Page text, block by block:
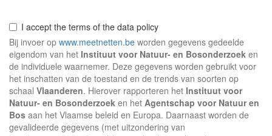
I accept the terms of the data policy
Bij invoer op www.meetnetten.be worden gegevens gedeelde
eigendom van het Instituut voor Natuur- en Bosonderzoek en
de individuele waarnemer. Deze gegevens worden gebruikt voor
het inschatten van de toestand en de trends van soorten op
schaal Vlaanderen. Hierover rapporteren het Instituut voor
Natuur- en Bosonderzoek en het Agentschap voor Natuur en
Bos aan het Vlaamse beleid en Europa. Daarnaast worden de
gevalideerde gegevens (met uitzondering van